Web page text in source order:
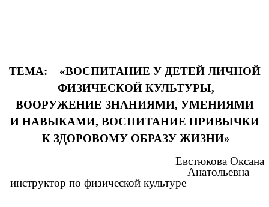
ТЕМА: «ВОСПИТАНИЕ У ДЕТЕЙ ЛИЧНОЙ
ФИЗИЧЕСКОЙ КУЛЬТУРЫ,
ВООРУЖЕНИЕ ЗНАНИЯМИ, УМЕНИЯМИ
И НАВЫКАМИ, ВОСПИТАНИЕ ПРИВЫЧКИ
К ЗДОРОВОМУ ОБРАЗУ ЖИЗНИ»
Евстюкова Оксана
Анатольевна –
инструктор по физической культуре